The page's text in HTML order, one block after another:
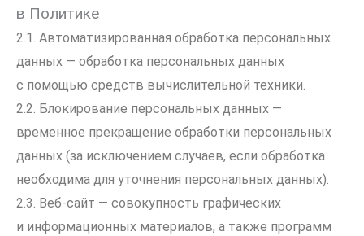
в Политике
2.1. Автоматизированная обработка персональных
данных — обработка персональных данных
с помощью средств вычислительной техники.
2.2. Блокирование персональных данных —
временное прекращение обработки персональных
данных (за исключением случаев, если обработка
необходима для уточнения персональных данных).
2.3. Веб-сайт — совокупность графических
и информационных материалов, а также программ